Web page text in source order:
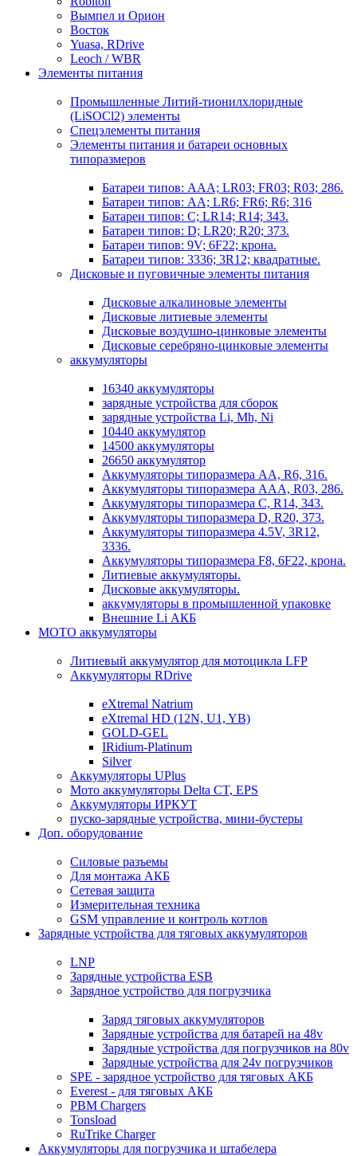
Вымпел и Орион
Восток
Yuasa, RDrive
Leoch / WBR
Элементы питания
Промышленные Литий-тионилхлоридные
(LiSOCl2) элементы
Спецэлементы питания
Элементы питания и батареи основных
типоразмеров
Батареи типов: AAA; LR03; FR03; R03; 286.
Батареи типов: AA; LR6; FR6; R6; 316
Батареи типов: C; LR14; R14; 343.
Батареи типов: D; LR20; R20; 373.
Батареи типов: 9V; 6F22; крона.
Батареи типов: 3336; 3R12; квадратные.
Дисковые и пуговичные элементы питания
Дисковые алкалиновые элементы
Дисковые литиевые элементы
Дисковые воздушно-цинковые элементы
Дисковые серебряно-цинковые элементы
аккумуляторы
16340 аккумуляторы
зарядные устройства для сборок
зарядные устройства Li, Mh, Ni
10440 аккумулятор
14500 аккумуляторы
26650 аккумулятор
Аккумуляторы типоразмера АА, R6, 316.
Аккумуляторы типоразмера ААА, R03, 286.
Аккумуляторы типоразмера С, R14, 343.
Аккумуляторы типоразмера D, R20, 373.
Аккумуляторы типоразмера 4.5V, 3R12,
3336.
Аккумуляторы типоразмера F8, 6F22, крона.
Литиевые аккумуляторы.
Дисковые аккумуляторы.
аккумуляторы в промышленной упаковке
Внешние Li АКБ
МОТО аккумуляторы
Литиевый аккумулятор для мотоцикла LFP
Аккумуляторы RDrive
eXtremal Natrium
eXtremal HD (12N, U1, YB)
GOLD-GEL
IRidium-Platinum
Silver
Аккумуляторы UPlus
Мото аккумуляторы Delta CT, EPS
Аккумуляторы ИРКУТ
пуско-зарядные устройства, мини-бустеры
Доп. оборудование
Силовые разъемы
Для монтажа АКБ
Сетевая защита
Измерительная техника
GSM управление и контроль котлов
Зарядные устройства для тяговых аккумуляторов
LNP
Зарядные устройства ESB
Зарядное устройство для погрузчика
Заряд тяговых аккумуляторов
Зарядные устройства для батарей на 48v
Зарядные устройства для погрузчиков на 80v
Зарядные устройства для 24v погрузчиков
SPE - зарядное устройство для тяговых АКБ
Everest - для тяговых АКБ
PBM Chargers
Tonsload
RuTrike Charger
Аккумуляторы для погрузчика и штабелера